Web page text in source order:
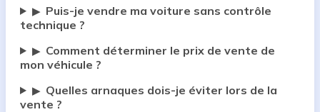
▶ Puis-je vendre ma voiture sans contrôle
technique ?
▶ Comment déterminer le prix de vente de
mon véhicule ?
▶ Quelles arnaques dois-je éviter lors de la
vente ?